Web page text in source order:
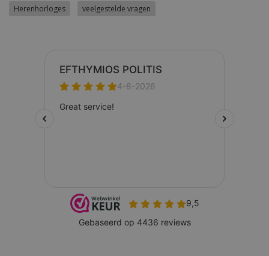
Herenhorloges
veelgestelde vragen